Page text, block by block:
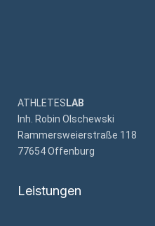
ATHLETES LAB
Inh. Robin Olschewski
Rammersweierstraße 118
77654 Offenburg
Leistungen